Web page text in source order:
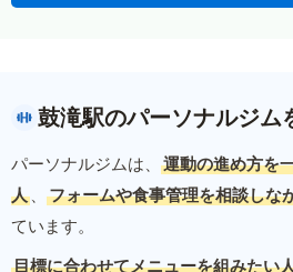
鼓滝駅のパーソナルジム
パーソナルジムは、
運動の進め方を
人 、 フォームや食事管理を相談しな
ています。
目標に合わせてメニューを組みたい